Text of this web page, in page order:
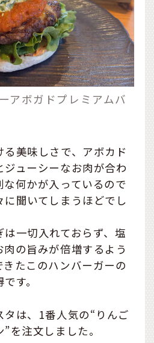
アボガドプレミアムバ
美味しさで、アボカド
ューシーなお肉が合わ
何かが入っているので
聞いてしまうほどでし
一切入れておらず、塩
の旨みが倍増するよう
たこのハンバーガーの
す。
タは、1番人気の“りんご
を注文しました。